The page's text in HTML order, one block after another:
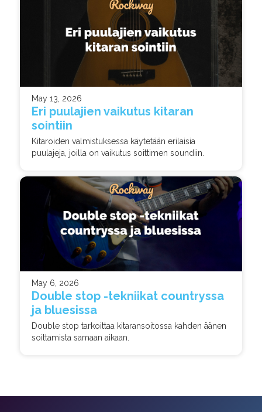
May 13, 2026
Eri puulajien vaikutus kitaran
sointiin
Kitaroiden valmistuksessa käytetään erilaisia
puulajeja, joilla on vaikutus soittimen soundiin.
May 6, 2026
Double stop -tekniikat countryssa
ja bluesissa
Double stop tarkoittaa kitaransoitossa kahden äänen
soittamista samaan aikaan.